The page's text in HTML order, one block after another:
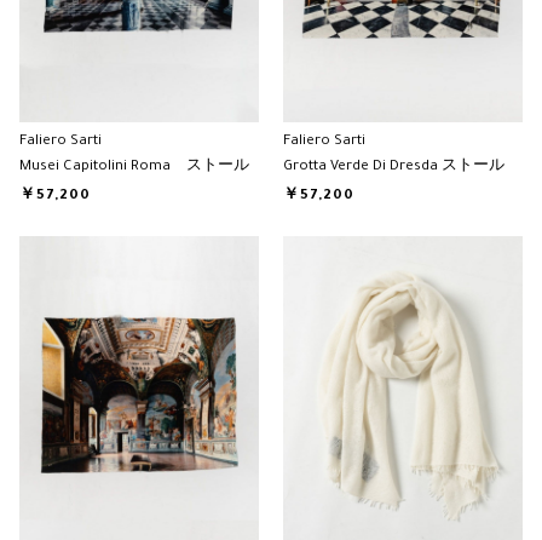
Faliero Sarti
Musei Capitolini Roma ストール
￥57,200
Faliero Sarti
Grotta Verde Di Dresda ストール
￥57,200